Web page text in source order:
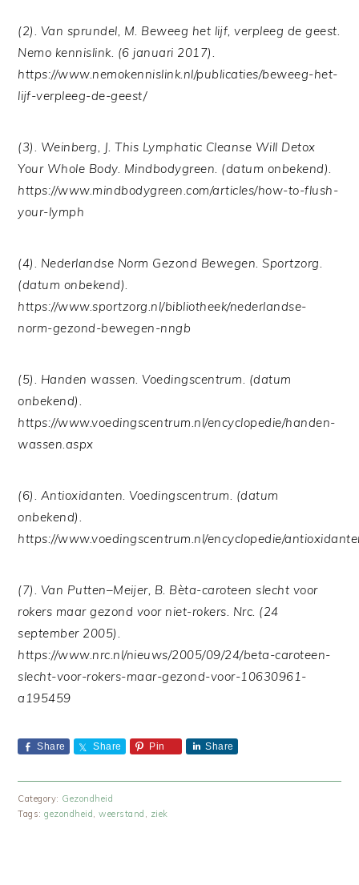
(2). Van sprundel, M. Beweeg het lijf, verpleeg de geest.
Nemo kennislink. (6 januari 2017).
https://www.nemokennislink.nl/publicaties/beweeg-het-
lijf-verpleeg-de-geest/
(3). Weinberg, J. This Lymphatic Cleanse Will Detox
Your Whole Body. Mindbodygreen. (datum onbekend).
https://www.mindbodygreen.com/articles/how-to-flush-
your-lymph
(4). Nederlandse Norm Gezond Bewegen. Sportzorg.
(datum onbekend).
https://www.sportzorg.nl/bibliotheek/nederlandse-
norm-gezond-bewegen-nngb
(5). Handen wassen. Voedingscentrum. (datum
onbekend).
https://www.voedingscentrum.nl/encyclopedie/handen-
wassen.aspx
(6). Antioxidanten. Voedingscentrum. (datum
onbekend).
https://www.voedingscentrum.nl/encyclopedie/
(7). Van Putten–Meijer, B. Bèta-caroteen slecht voor
rokers maar gezond voor niet-rokers. Nrc. (24
september 2005).
https://www.nrc.nl/nieuws/2005/09/24/beta-caroteen-
slecht-voor-rokers-maar-gezond-voor-10630961-
a195459
Share Share Pin Share
Category: Gezondheid
Tags:gezondheid ,weerstand , ziek